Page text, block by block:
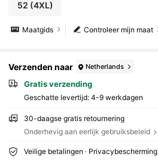
52 (4XL)
Controleer mijn maat
Maatgids
Verzenden naar Netherlands
Gratis verzending
Geschatte levertijd: 4-9 werkdagen
30-daagse gratis retournering
Onderhevig aan eerlijk gebruiksbeleid
Veilige betalingen · Privacybescherming